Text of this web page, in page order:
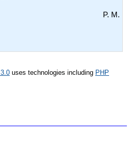
P. M.
uses technologies including PHP